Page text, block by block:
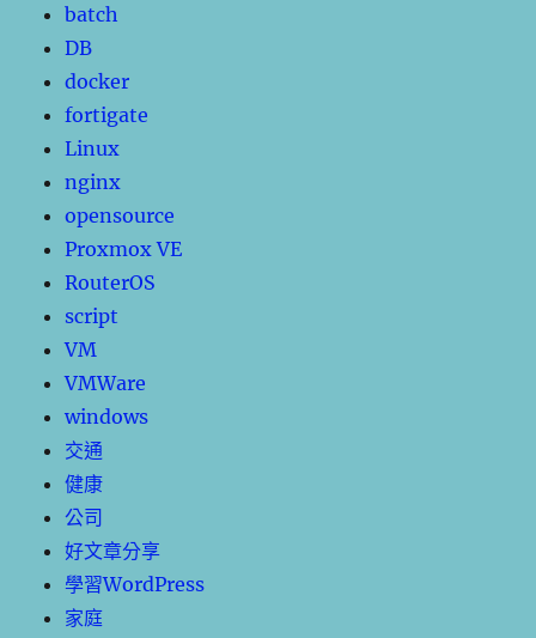
batch
DB
docker
fortigate
Linux
nginx
opensource
Proxmox VE
RouterOS
script
VM
VMWare
windows
交通
健康
公司
好文章分享
學習WordPress
家庭